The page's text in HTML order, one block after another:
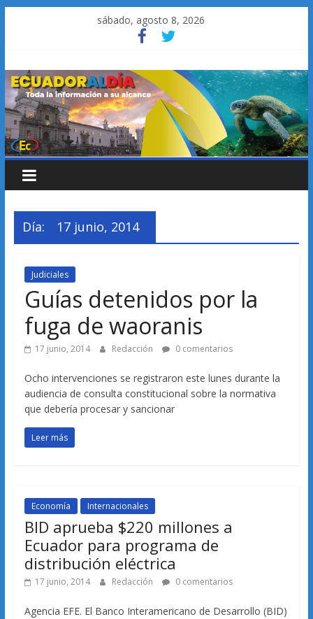
sábado, agosto 8, 2026
Día: 17 junio, 2014
Judiciales
Guías detenidos por la
fuga de waoranis
17 junio, 2014 Redacción 0 comentarios
Ocho intervenciones se registraron este lunes durante la
audiencia de consulta constitucional sobre la normativa
que debería procesar y sancionar
Leer más
Economía Internacionales
BID aprueba $220 millones a
Ecuador para programa de
distribución eléctrica
17 junio, 2014 Redacción 0 comentarios
Agencia EFE. El Banco Interamericano de Desarrollo (BID)